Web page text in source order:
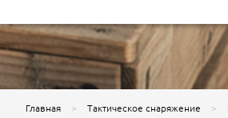
Главная Тактическое снаряжение